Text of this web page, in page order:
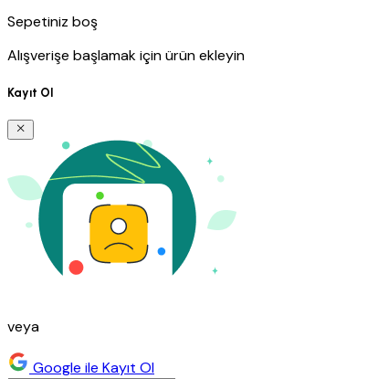
Sepetiniz boş
Alışverişe başlamak için ürün ekleyin
Kayıt Ol
veya
Google ile Kayıt Ol